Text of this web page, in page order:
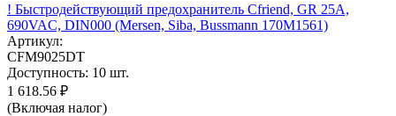
! Быстродействующий предохранитель Cfriend, GR 25А,
690VAC, DIN000 (Mersen, Siba, Bussmann 170M1561)
Артикул:
CFM9025DT
Доступность: 10 шт.
1 618.56 ₽
(Включая налог)